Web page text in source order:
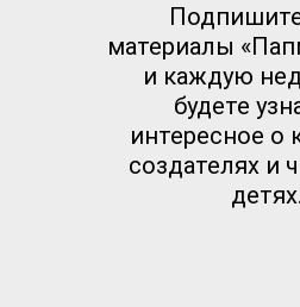
материалы
и каждую
будете
интересное о
создателях и
детях.